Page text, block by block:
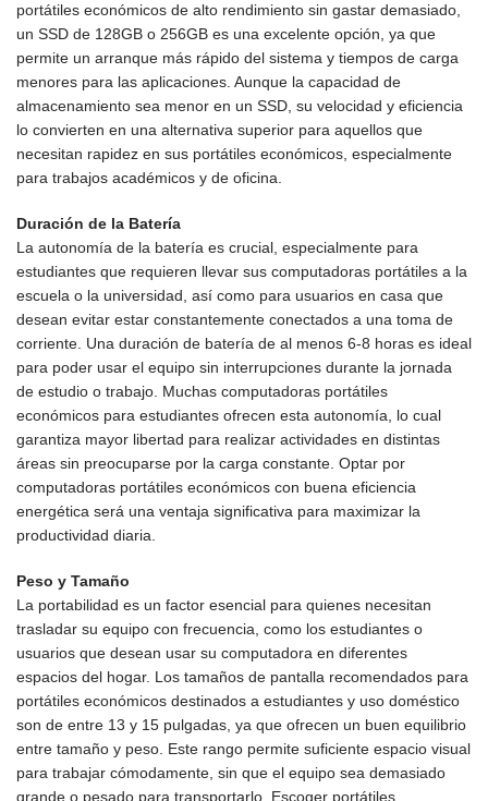
portátiles económicos de alto rendimiento sin gastar demasiado,
un SSD de 128GB o 256GB es una excelente opción, ya que
permite un arranque más rápido del sistema y tiempos de carga
menores para las aplicaciones. Aunque la capacidad de
almacenamiento sea menor en un SSD, su velocidad y eficiencia
lo convierten en una alternativa superior para aquellos que
necesitan rapidez en sus portátiles económicos, especialmente
para trabajos académicos y de oficina.
Duración de la Batería
La autonomía de la batería es crucial, especialmente para
estudiantes que requieren llevar sus computadoras portátiles a la
escuela o la universidad, así como para usuarios en casa que
desean evitar estar constantemente conectados a una toma de
corriente. Una duración de batería de al menos 6-8 horas es ideal
para poder usar el equipo sin interrupciones durante la jornada
de estudio o trabajo. Muchas computadoras portátiles
económicos para estudiantes ofrecen esta autonomía, lo cual
garantiza mayor libertad para realizar actividades en distintas
áreas sin preocuparse por la carga constante. Optar por
computadoras portátiles económicos con buena eficiencia
energética será una ventaja significativa para maximizar la
productividad diaria.
Peso y Tamaño
La portabilidad es un factor esencial para quienes necesitan
trasladar su equipo con frecuencia, como los estudiantes o
usuarios que desean usar su computadora en diferentes
espacios del hogar. Los tamaños de pantalla recomendados para
portátiles económicos destinados a estudiantes y uso doméstico
son de entre 13 y 15 pulgadas, ya que ofrecen un buen equilibrio
entre tamaño y peso. Este rango permite suficiente espacio visual
para trabajar cómodamente, sin que el equipo sea demasiado
grande o pesado para transportarlo. Escoger portátiles